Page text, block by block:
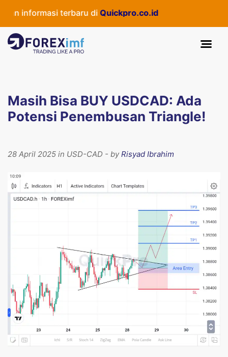
informasi terbaru diQuickpro.co.id
Masih Bisa BUY USDCAD: Ada
Potensi Penembusan Triangle!
28 April 2025 in USD-CAD - byRisyad Ibrahim